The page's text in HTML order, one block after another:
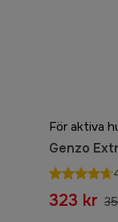
För aktiva
Genzo
323 kr